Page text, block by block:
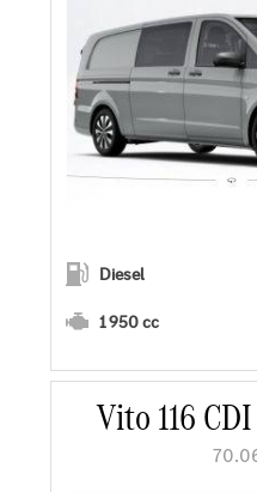
Demander une
Diesel
1 950 cc
En savoir plus
Vito 116